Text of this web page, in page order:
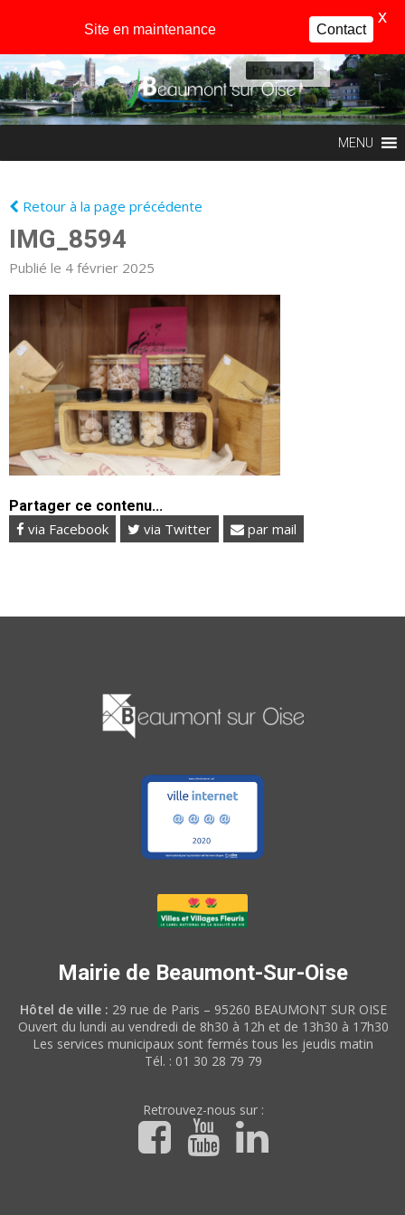
Profil
MENU
Retour à la page précédente
IMG_8594
Publié le 4 février 2025
Partager ce contenu...
via Facebook via Twitter par mail
Mairie de Beaumont-Sur-Oise
Hôtel de ville : 29 rue de Paris – 95260 BEAUMONT SUR OISE
Ouvert du lundi au vendredi de 8h30 à 12h et de 13h30 à 17h30
Les services municipaux sont fermés tous les jeudis matin
Tél. : 01 30 28 79 79
Retrouvez-nous sur :
Site en maintenance Contact
X